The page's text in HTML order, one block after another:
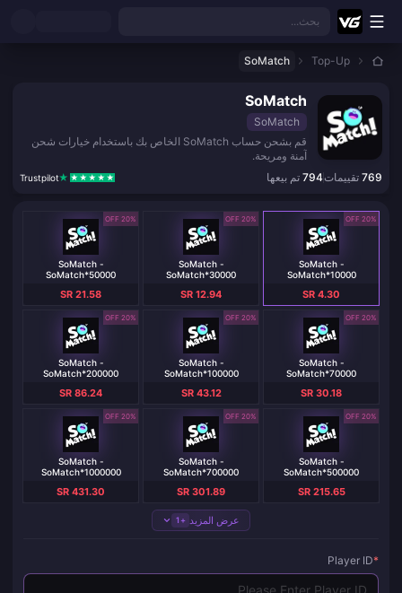
انتقل إلى المحتوى الرئيسي
بحث...
Top-Up
SoMatch
SoMatch
SoMatch
قم بشحن حساب SoMatch الخاص بك باستخدام خيارات شحن
آمنة ومريحة.
769 تقييمات794 تم بيعها Trustpilot
20% OFF
SoMatch -
SoMatch*10000
SR 4.30
20% OFF
SoMatch -
SoMatch*30000
SR 12.94
20% OFF
SoMatch -
SoMatch*50000
SR 21.58
20% OFF
SoMatch -
SoMatch*70000
SR 30.18
20% OFF
SoMatch -
SoMatch*100000
SR 43.12
20% OFF
SoMatch -
SoMatch*200000
SR 86.24
20% OFF
SoMatch -
SoMatch*500000
SR 215.65
20% OFF
SoMatch -
SoMatch*700000
SR 301.89
20% OFF
SoMatch -
SoMatch*1000000
SR 431.30
عرض المزيد +1
*
Player ID